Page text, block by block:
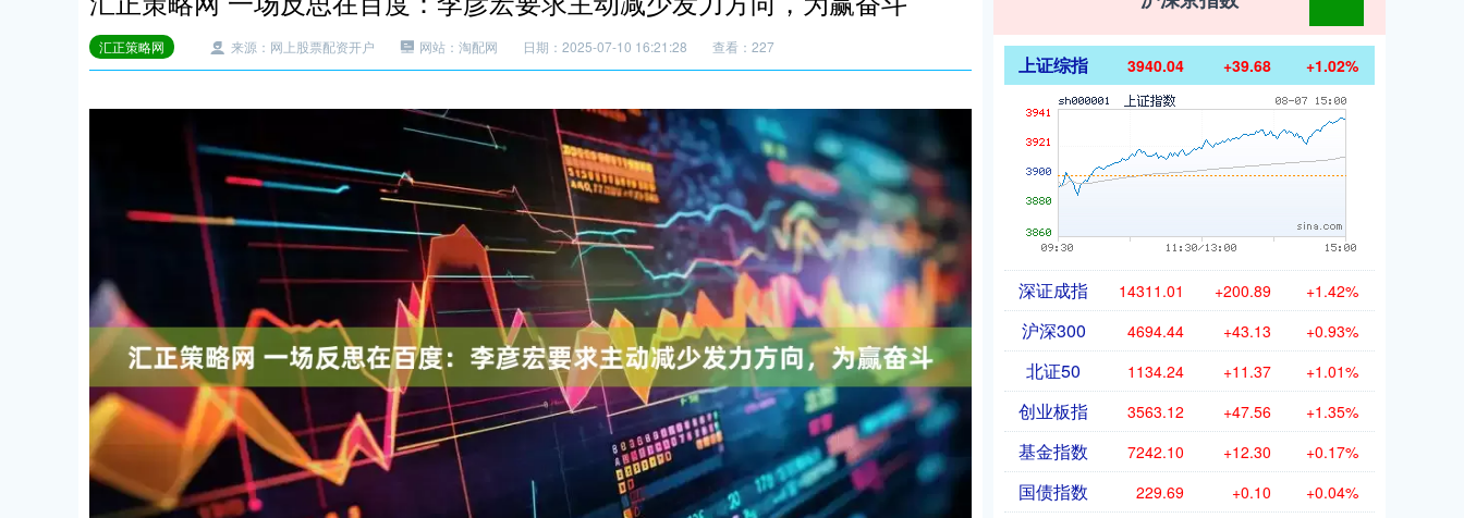
汇正策略网 来源：网上股票配资开户 网站：淘配网 日期：2025-07-10 16:21:28 查看：227
上证综指 3940.04 +39.68 +1.02%
深证成指 14311.01 +200.89 +1.42%
沪深300 4694.44 +43.13 +0.93%
北证50 1134.24 +11.37 +1.01%
创业板指 3563.12 +47.56 +1.35%
基金指数 7242.10 +12.30 +0.17%
国债指数 229.69 +0.10 +0.04%